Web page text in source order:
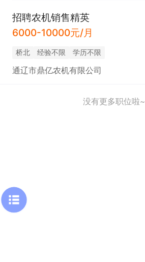
招聘农机销售精英
6000-10000元/月
桥北 经验不限 学历不限
通辽市鼎亿农机有限公司
没有更多职位啦~